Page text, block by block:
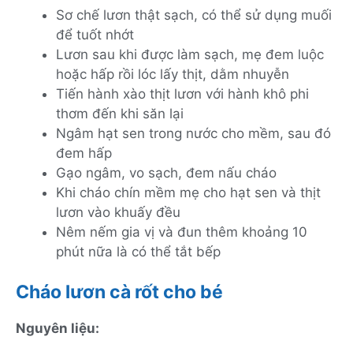
Sơ chế lươn thật sạch, có thể sử dụng muối
để tuốt nhớt
Lươn sau khi được làm sạch, mẹ đem luộc
hoặc hấp rồi lóc lấy thịt, dằm nhuyễn
Tiến hành xào thịt lươn với hành khô phi
thơm đến khi săn lại
Ngâm hạt sen trong nước cho mềm, sau đó
đem hấp
Gạo ngâm, vo sạch, đem nấu cháo
Khi cháo chín mềm mẹ cho hạt sen và thịt
lươn vào khuấy đều
Nêm nếm gia vị và đun thêm khoảng 10
phút nữa là có thể tắt bếp
Cháo lươn cà rốt cho bé
Nguyên liệu: